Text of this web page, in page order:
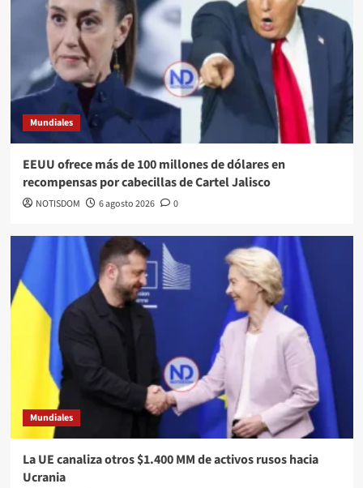
Mundiales
EEUU ofrece más de 100 millones de dólares en
recompensas por cabecillas de Cartel Jalisco
NOTISDOM 6 agosto 2026 0
Mundiales
La UE canaliza otros $1.400 MM de activos rusos hacia
Ucrania